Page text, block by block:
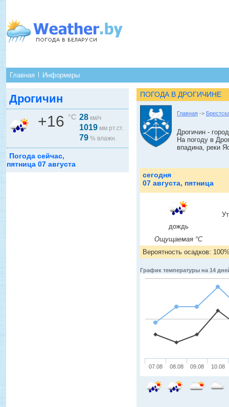
Главная Информеры
Дрогичин
+16 °C 28 км/ч
1019 мм рт.ст.
79 % влажн.
Погода сейчас,
пятница 07 августа
ПОГОДА В ДРОГИЧИНЕ
Главная ->
Дрогичин -
На погоду в
впадина, реки
сегодня
07 августа, пятница
дождь
Ощущаемая °C
Вероятность осадков:
График температуры на 14
07.08 08.08 09.08 10.08